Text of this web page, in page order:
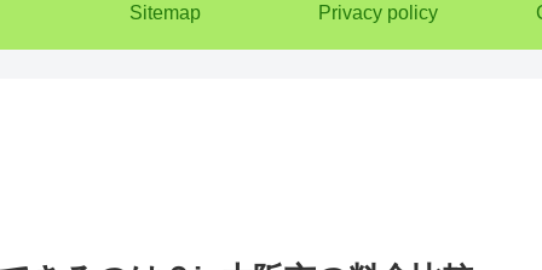
Sitemap Privacy policy